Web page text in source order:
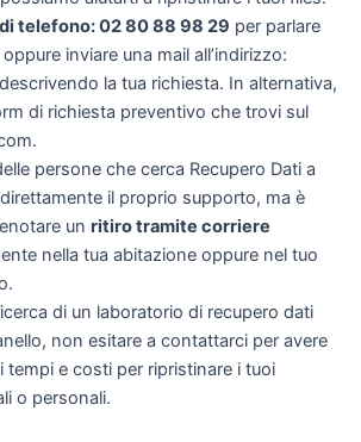
telefono: 02 80 88 98 29 per parlare
inviare una mail all’indirizzo:
la tua richiesta. In alternativa,
di richiesta preventivo che trovi sul
persone che cerca Recupero Dati a
il proprio supporto, ma è
un ritiro tramite corriere
nella tua abitazione oppure nel tuo
di un laboratorio di recupero dati
non esitare a contattarci per avere
tempi e costi per ripristinare i tuoi
o personali.